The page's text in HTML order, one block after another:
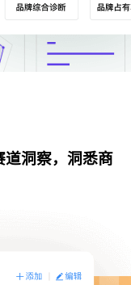
道洞察，洞悉商